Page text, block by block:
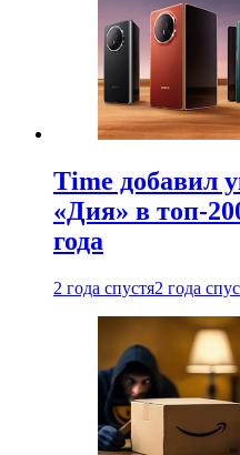
Time добавил
«Дия» в топ-
года
2 года спустя2 года